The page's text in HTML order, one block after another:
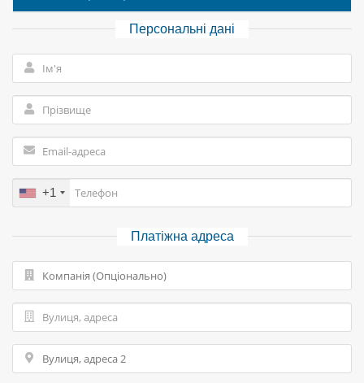
Персональні дані
+1
Платіжна адреса